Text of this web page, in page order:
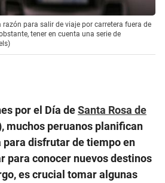
para salir de viaje por carretera fuera de
tener en cuenta una serie de
por el Día deSanta Rosa de
muchos peruanos planifican
disfrutar de tiempo en
para conocer nuevos destinos
es crucial tomar algunas